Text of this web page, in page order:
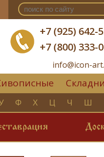
+7 (925) 642-
+7 (800) 333-
info@icon-
Складни
Ф Х Ц Ч Ш